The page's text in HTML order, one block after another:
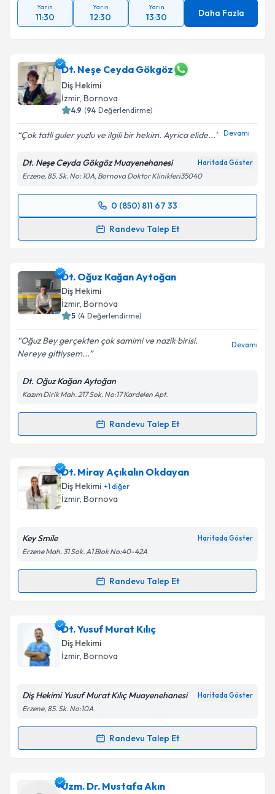
Yarın
11:30
Yarın
12:30
Yarın
13:30 Daha Fazla
Dt. Neşe Ceyda Gökgöz
Diş Hekimi
İzmir, Bornova
4.9 (94 Değerlendirme)
Çok tatli guler yuzlu ve ilgili bir hekim. Ayrica elide... Devamı
Dt. Neşe Ceyda Gökgöz Muayenehanesi Haritada Göster
Erzene, 85. Sk. No: 10A, Bornova Doktor Klinikleri35040
0 (850) 811 67 33
Randevu Talep Et
Randevu Takvimi Talebi
takvim hazırlandığında e-posta ile bilgilendireceğiz.
E-posta Adresiniz
Kişisel verilerimin işlenmesine ilişkin
kapsamda işlenmesini kabul ediyorum.
Takvim Talebini Gönder
Dt. Oğuz Kağan Aytoğan
Diş Hekimi
İzmir, Bornova
5 (4 Değerlendirme)
Oğuz Bey gerçekten çok samimi ve nazik birisi.
Nereye gittiysem...
Devamı
Dt. Oğuz Kağan Aytoğan
Kazım Dirik Mah. 217 Sok. No:17 Kardelen Apt.
Randevu Talep Et
Randevu Takvimi Talebi
Dt. Oğuz Kağan Aytoğan için randevu takvimi talebi
oluşturun. Size bu uzmandan randevu almanız için bir
takvim hazırlandığında e-posta ile bilgilendireceğiz.
Kişisel verilerimin işlenmesine ilişkin
Metni'ni okudum ve kişisel verilerimin belirtilen
Takvim Talebini Gönder
Dt. Miray Açıkalın Okdayan
Diş Hekimi +1diğer
İzmir, Bornova
Key Smile Haritada Göster
Erzene Mah. 31 Sok. A1 Blok No:40-42A
Randevu Talep Et
Randevu Takvimi Talebi
Dt. Miray Açıkalın Okdayan
talebi oluşturun. Size bu uzmandan randevu almanız
için bir takvim hazırlandığında e-posta ile
bilgilendireceğiz.
E-posta Adresiniz
Kişisel verilerimin işlenmesine ilişkinAydınlatma
kapsamda işlenmesini kabul ediyorum.
Dt. Yusuf Murat Kılıç
Diş Hekimi
İzmir, Bornova
Diş Hekimi Yusuf Murat Kılıç Muayenehanesi Haritada Göster
Erzene, 85. Sk. No:10A
Randevu Talep Et
Randevu Takvimi Talebi
Dt. Yusuf Murat Kılıçiçin randevu takvimi talebi
Uzm. Dr. Mustafa Akın